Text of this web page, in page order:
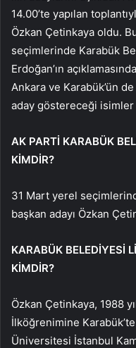
14.00’te yapılan
Özkan Çetinkaya oldu.
seçimlerinde Karabük
Erdoğan’ın
Ankara ve Karabük’ün
aday göstereceği
AK PARTİ KARABÜK
KİMDİR?
31 Mart yerel
başkan adayı Özkan
KARABÜK BELEDİYESİ
KİMDİR?
Özkan Çetinkaya, 1988
İlköğrenimine
Üniversitesi İstanbul